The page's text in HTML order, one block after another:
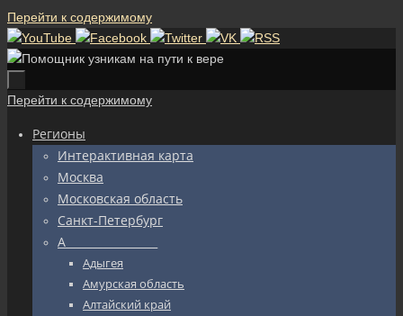
Перейти к содержимому
Перейти к содержимому
Регионы
Интерактивная карта
Москва
Московская область
Санкт-Петербург
А_________________
Адыгея
Амурская область
Алтайский край